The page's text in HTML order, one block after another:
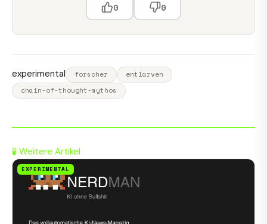
0 0
experimental forscher
entlarven
chain-of-thought-mythos
🧪 Weitere Artikel
EXPERIMENTAL